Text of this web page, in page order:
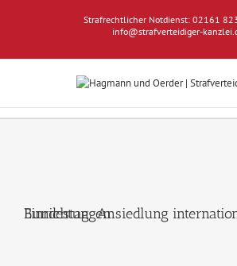
Strafrechtlicher Notdienst: 02161
info@strafverteidiger-
Bundestag: Ansiedlung internationaler Einrichtungen